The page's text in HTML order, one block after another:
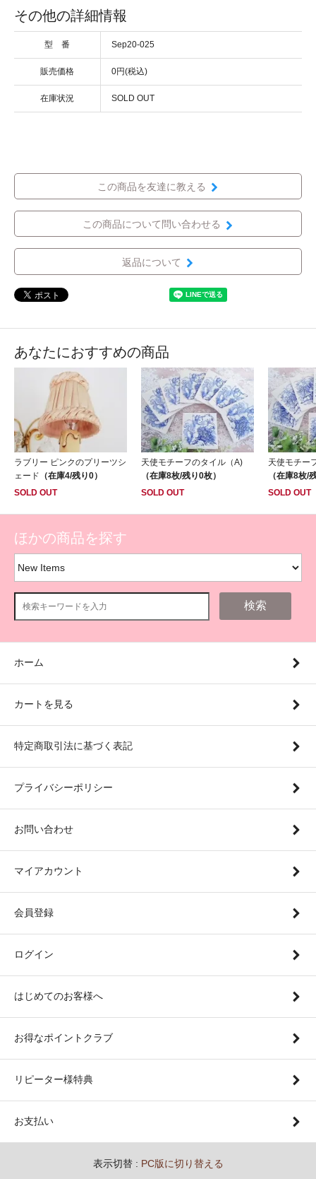
その他の詳細情報
型 番 Sep20-025
販売価格 0円(税込)
在庫状況 SOLD OUT
この商品を友達に教える
この商品について問い合わせる
返品について
あなたにおすすめの商品
ラブリー ピンクのプリーツシ
ェード （在庫4/残り0）
SOLD OUT
天使モチーフのタイル（A)
（在庫8枚/残り0枚）
SOLD OUT
天使モチー
（在庫8枚/
SOLD OUT
ほかの商品を探す
検索
ホーム
カートを見る
特定商取引法に基づく表記
プライバシーポリシー
お問い合わせ
マイアカウント
会員登録
ログイン
はじめてのお客様へ
お得なポイントクラブ
リピーター様特典
お支払い
表示切替 : PC版に切り替える